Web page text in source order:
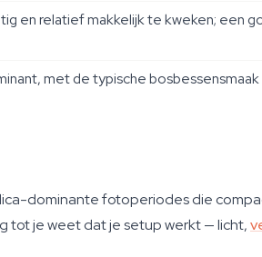
en relatief makkelijk te kweken; een
met de typische
dominante fotoperiodes die
tot je weet dat je setup werkt — licht,